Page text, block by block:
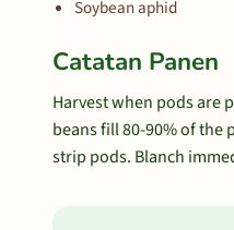
Soybean aphid
Catatan Panen
Harvest when pods are
beans fill 80-90% of the
strip pods. Blanch